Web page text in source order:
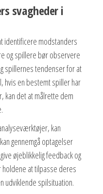
svagheder i
identificere modstanders
og spillere bør observere
spillernes tendenser for at
hvis en bestemt spiller har
kan det at målrette dem
kan
gennemgå optagelser
øjeblikkelig feedback og
holdene at tilpasse deres
udviklende spilsituation.